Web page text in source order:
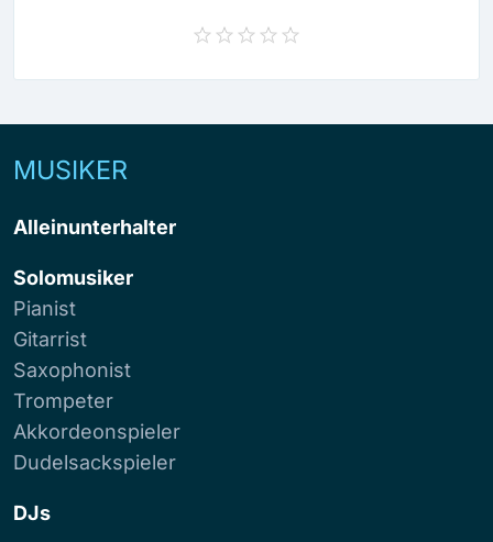
MUSIKER
Alleinunterhalter
Solomusiker
Pianist
Gitarrist
Saxophonist
Trompeter
Akkordeonspieler
Dudelsackspieler
DJs